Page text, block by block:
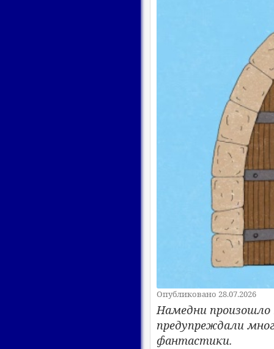
Опубликовано 28.07.2026
Намедни
предупреждали
фантастики.